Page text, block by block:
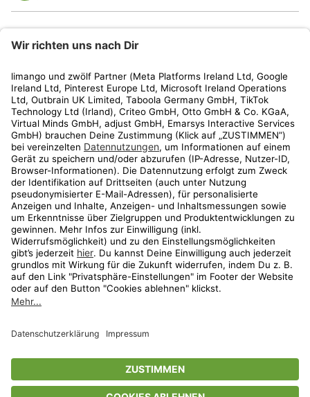
Kundenservice
Shop
Aktionen
Travel
* Streichpreise entsprechen der unverbindlichen Preisempfehlung des
Herstellers. Prozentangaben beziehen sich auf den Streichpreis.